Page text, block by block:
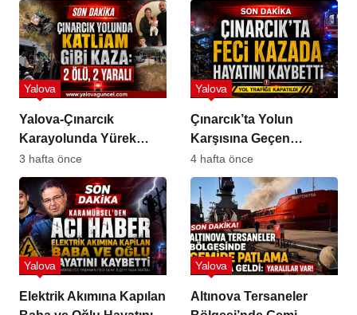
Yalova-Çınarcık
Karayolunda Yürek
Burkan Kaza
Yalova
3 hafta önce
Çınarcık’ta Yolun
Karşısına Geçen
Çalışan Kadın Yaşamını
Yitirdi
Yalova
4 hafta önce
Elektrik Akımına Kapılan
Yalova
Altınova Tersaneler
Yalova